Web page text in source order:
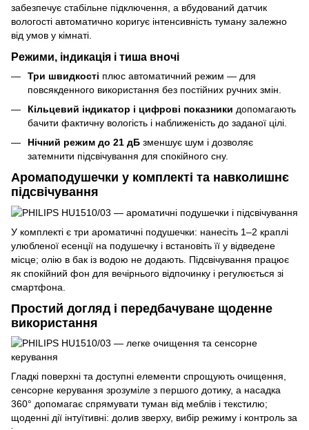
забезпечує стабільне підключення, а вбудований датчик
вологості автоматично коригує інтенсивність туману залежно
від умов у кімнаті.
Режими, індикація і тиша вночі
Три швидкості плюс автоматичний режим — для
повсякденного використання без постійних ручних змін.
Кільцевий індикатор і цифрові показники допомагають
бачити фактичну вологість і наближеність до заданої цілі.
Нічний режим до 21 дБ зменшує шум і дозволяє
затемнити підсвічування для спокійного сну.
Аромаподушечки у комплекті та навколишнє
підсвічування
У комплекті є три ароматичні подушечки: нанесіть 1–2 краплі
улюбленої есенції на подушечку і встановіть її у відведене
місце; олію в бак із водою не додають. Підсвічування працює
як спокійний фон для вечірнього відпочинку і регулюється зі
смартфона.
Простий догляд і передбачуване щоденне
використання
Гладкі поверхні та доступні елементи спрощують очищення,
сенсорне керування зрозуміле з першого дотику, а насадка
360° допомагає спрямувати туман від меблів і текстилю;
щоденні дії інтуїтивні: долив зверху, вибір режиму і контроль за